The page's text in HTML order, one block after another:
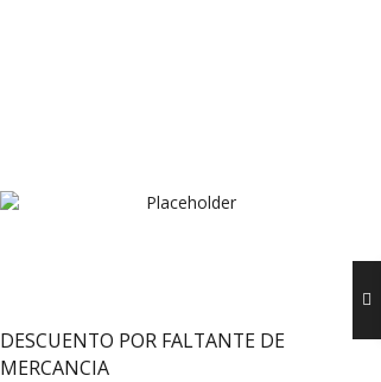
DESCUENTO POR FALTANTE DE
MERCANCIA